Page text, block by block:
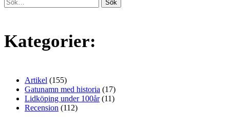
Kategorier:
Artikel (155)
Gatunamn med historia (17)
Lidköping under 100år(11)
Recension (112)